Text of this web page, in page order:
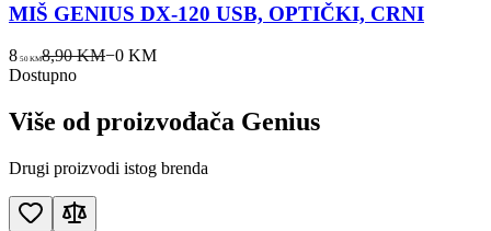
MIŠ GENIUS DX-120 USB, OPTIČKI, CRNI
8 50 KM8,90 KM−0 KM
Dostupno
Više od proizvođača Genius
Drugi proizvodi istog brenda